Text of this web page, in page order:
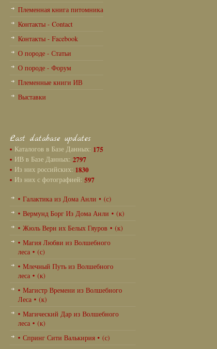
Племенная книга питомника
Контакты - Contact
Контакты - Facebook
О породе - Статьи
О породе - Форум
Племенные книги ИВ
Выставки
Last database updates
• Каталогов в Базе Данных: 175
• ИВ в Базе Данных: 2797
• Из них российских: 1830
• Из них с фотографией: 597
• Галактика из Дома Анли • (с)
• Вермунд Борг Из Дома Анли • (к)
• Жюль Верн их Белых Гяуров • (к)
• Магия Любви из Волшебного
леса • (с)
• Млечный Путь из Волшебного
леса • (к)
• Магистр Времени из Волшебного
Леса • (к)
• Магический Дар из Волшебного
леса • (к)
• Спринг Сити Валькирия • (с)